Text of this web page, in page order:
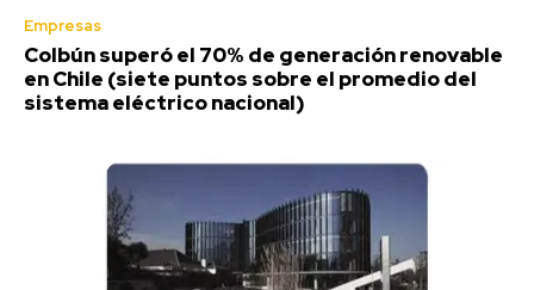
Empresas
Colbún superó el 70% de generación renovable
en Chile (siete puntos sobre el promedio del
sistema eléctrico nacional)